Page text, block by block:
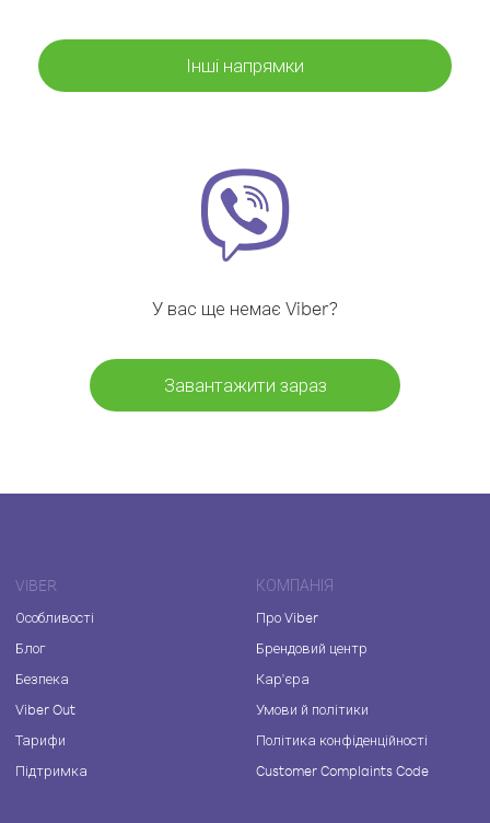
Інші напрямки
У вас ще немає Viber?
Завантажити зараз
VIBER
Особливості
Блог
Безпека
Viber Out
Тарифи
Підтримка
КОМПАНІЯ
Про Viber
Брендовий центр
Кар'єра
Умови й політики
Політика конфіденційності
Customer Complaints Code